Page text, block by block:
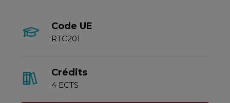
Code UE
RTC201
Crédits
4 ECTS